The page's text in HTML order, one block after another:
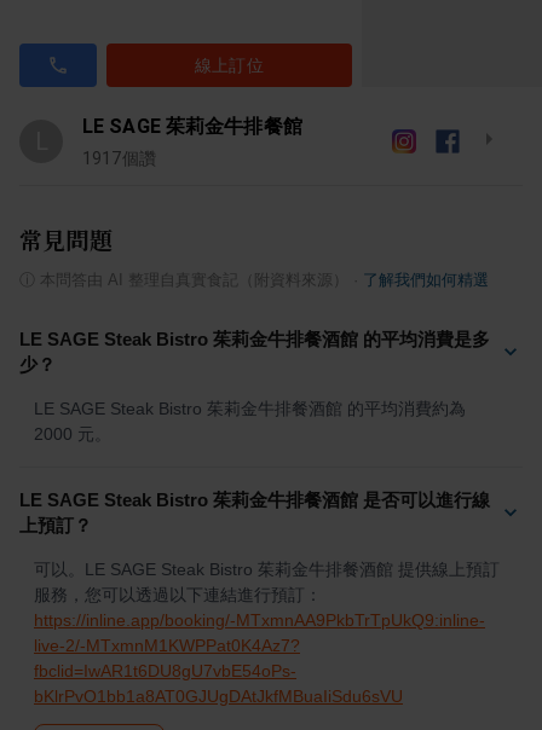
線上訂位
LE SAGE 茱莉金牛排餐館
1917個讚
常見問題
本問答由 AI 整理自真實食記（附資料來源） 了解我們如何精選
LE SAGE Steak Bistro 茱莉金牛排餐酒館 的平均消費是多
少？
LE SAGE Steak Bistro 茱莉金牛排餐酒館 的平均消費約為
2000 元。
LE SAGE Steak Bistro 茱莉金牛排餐酒館 是否可以進行線
上預訂？
可以。LE SAGE Steak Bistro 茱莉金牛排餐酒館 提供線上預訂
服務，您可以透過以下連結進行預訂：
https://inline.app/booking/-MTxmnAA9PkbTrTpUkQ9:inline-
live-2/-MTxmnM1KWPPat0K4Az7?
fbclid=IwAR1t6DU8gU7vbE54oPs-
bKlrPvO1bb1a8AT0GJUgDAtJkfMBuaIiSdu6sVU